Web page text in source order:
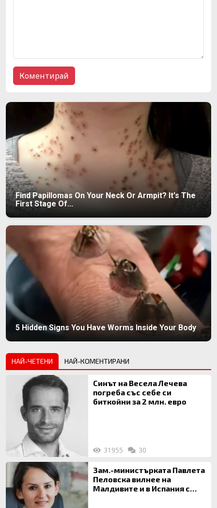
Find Papillomas On Your Neck Or Armpit? It's The
First Stage Of...
5 Hidden Signs You Have Worms Inside Your Body
НАЙ-ЧЕТЕНИ НАЙ-КОМЕНТИРАНИ
Синът на Весела Лечева
погреба със себе си
биткойни за 2 млн. евро
31955 30
Зам.-министърката Павлета
Пеловска вилнее на
Малдивите и в Испания с